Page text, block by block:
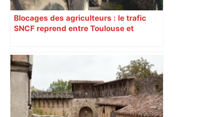
Blocages des agriculteurs : le trafic
SNCF reprend entre Toulouse et